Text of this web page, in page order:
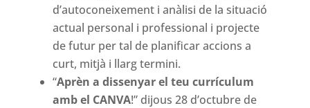
d’autoconeixement i anàlisi de la situació
actual personal i professional i projecte
de futur per tal de planificar accions a
curt, mitjà i llarg termini.
“Aprèn a dissenyar el teu currículum
amb el CANVA!” dijous 28 d’octubre de